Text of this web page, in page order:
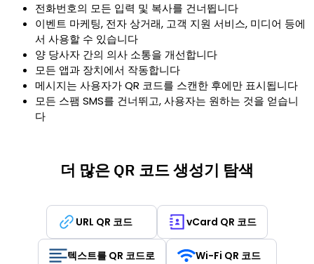
전화번호의 모든 입력 및 복사를 건너뜁니다
이벤트 마케팅, 전자 상거래, 고객 지원 서비스, 미디어 등에
서 사용할 수 있습니다
양 당사자 간의 의사 소통을 개선합니다
모든 앱과 장치에서 작동합니다
메시지는 사용자가 QR 코드를 스캔한 후에만 표시됩니다
모든 스팸 SMS를 건너뛰고, 사용자는 원하는 것을 얻습니
다
더 많은 QR 코드 생성기 탐색
URL QR 코드 vCard QR 코드
텍스트를 QR 코드로 Wi-Fi QR 코드